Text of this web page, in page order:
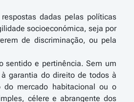
dadas pelas políticas
socioeconómica, seja por
de discriminação, ou pela
sentido e pertinência. Sem um
garantia do direito de todos à
do mercado habitacional ou o
célere e abrangente dos